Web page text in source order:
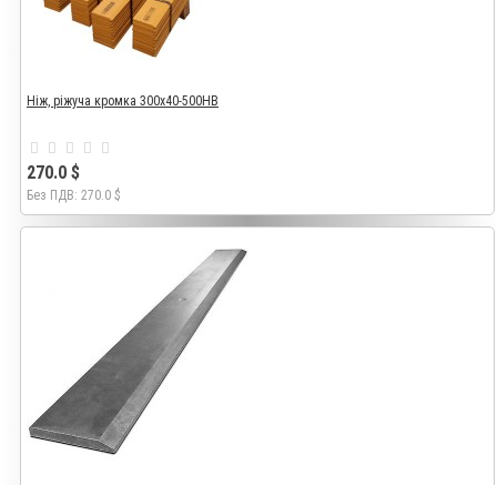
Ніж, ріжуча кромка 300x40-500HB
270.0 $
Без ПДВ: 270.0 $